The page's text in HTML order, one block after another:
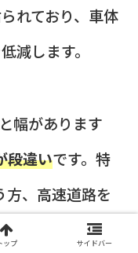
れており、車体
減します。
幅があります
段違いです。特
方、高速道路を
も専門店の商品
ップ サイドバー